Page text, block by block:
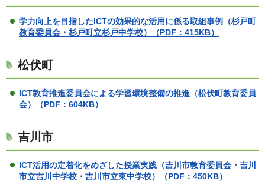
学力向上を目指したICTの効果的な活用に係る取組事例（杉戸町
教育委員会・杉戸町立杉戸中学校）
（PDF：415KB）
松伏町
ICT教育推進委員会による学習環境整備の推進（松伏町教育委員
会）（PDF：604KB）
吉川市
ICT活用の定着化をめざした授業実践（吉川市教育委員会・吉川
市立吉川中学校・吉川市立東中学校）
（PDF：450KB）